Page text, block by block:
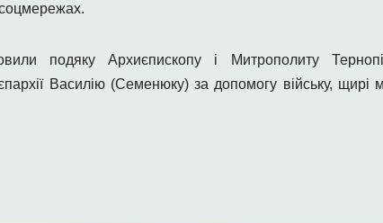
соцмережах.
подяку Архиєпископу і Митрополиту
Василію (Семенюку) за допомогу війську, щирі